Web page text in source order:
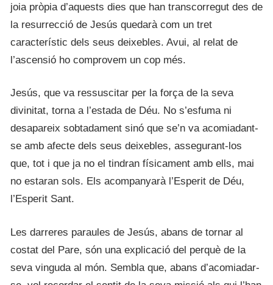
joia pròpia d’aquests dies que han transcorregut des de
la resurrecció de Jesús quedarà com un tret
característic dels seus deixebles. Avui, al relat de
l’ascensió ho comprovem un cop més.
Jesús, que va ressuscitar per la força de la seva
divinitat, torna a l’estada de Déu. No s’esfuma ni
desapareix sobtadament sinó que se’n va acomiadant-
se amb afecte dels seus deixebles, assegurant-los
que, tot i que ja no el tindran físicament amb ells, mai
no estaran sols. Els acompanyarà l’Esperit de Déu,
l’Esperit Sant.
Les darreres paraules de Jesús, abans de tornar al
costat del Pare, són una explicació del perquè de la
seva vinguda al món. Sembla que, abans d’acomiadar-